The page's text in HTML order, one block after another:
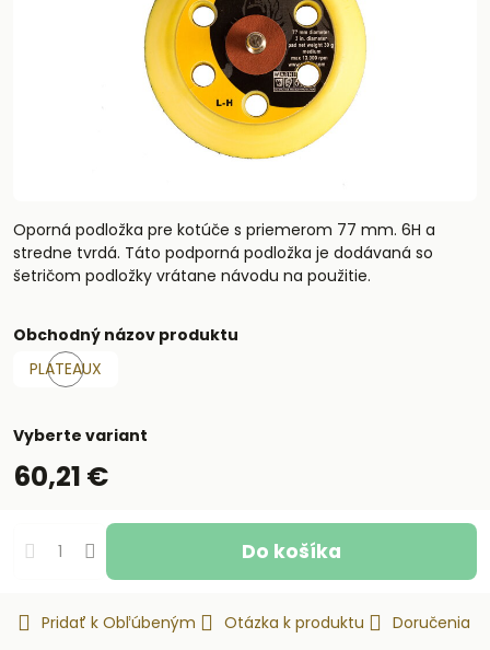
Oporná podložka pre kotúče s priemerom 77 mm. 6H a
stredne tvrdá. Táto podporná podložka je dodávaná so
šetričom podložky vrátane návodu na použitie.
Obchodný názov produktu
PLATEAUX
Vyberte variant
60,21 €
Do košíka
Pridať k Obľúbeným Otázka k produktu
Doručenia